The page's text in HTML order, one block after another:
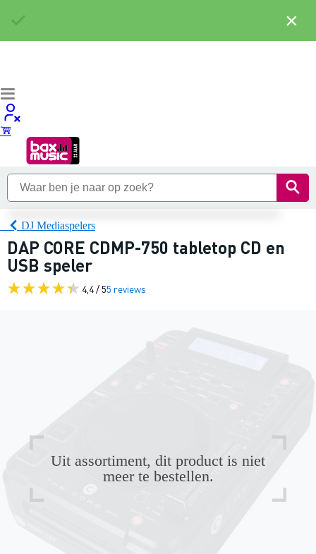
DJ Mediaspelers
DAP CORE CDMP-750 tabletop CD en
USB speler
4,4 / 55 reviews
Uit assortiment, dit product is niet
meer te bestellen.
×